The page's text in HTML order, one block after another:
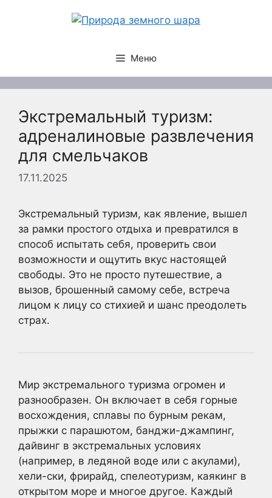
Меню
Экстремальный туризм:
адреналиновые развлечения
для смельчаков
17.11.2025
Экстремальный туризм, как явление, вышел
за рамки простого отдыха и превратился в
способ испытать себя, проверить свои
возможности и ощутить вкус настоящей
свободы. Это не просто путешествие, а
вызов, брошенный самому себе, встреча
лицом к лицу со стихией и шанс преодолеть
страх.
Мир экстремального туризма огромен и
разнообразен. Он включает в себя горные
восхождения, сплавы по бурным рекам,
прыжки с парашютом, банджи-джампинг,
дайвинг в экстремальных условиях
(например, в ледяной воде или с акулами),
хели-ски, фрирайд, спелеотуризм, каякинг в
открытом море и многое другое. Каждый